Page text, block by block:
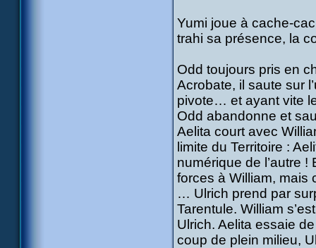
Yumi joue à cache-
trahi sa présence, la
Odd toujours pris en
Acrobate, il saute sur
pivote… et ayant vite
Odd abandonne et
Aelita court avec
limite du Territoire :
numérique de l’autre
forces à William, mais
… Ulrich prend par
Tarentule. William
Ulrich. Aelita essaie
coup de plein milieu,